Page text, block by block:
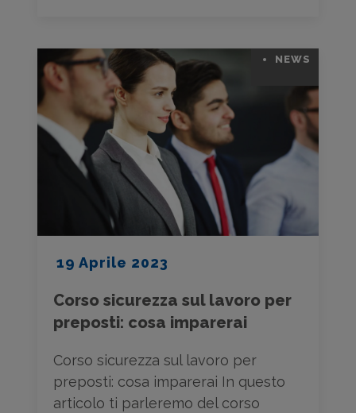
19 Aprile 2023
NEWS
Corso sicurezza sul lavoro per
preposti: cosa imparerai
Corso sicurezza sul lavoro per
preposti: cosa imparerai In questo
articolo ti parleremo del corso